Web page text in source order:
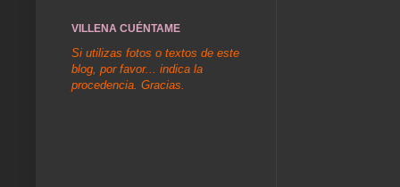
VILLENA CUÉNTAME
Si utilizas fotos o textos de este
blog, por favor... indica la
procedencia. Gracias.